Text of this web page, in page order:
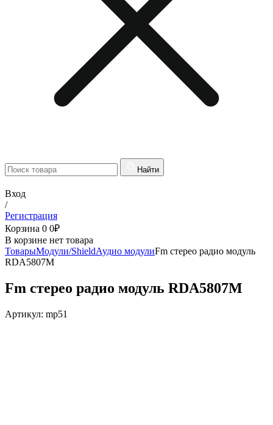
Найти
Вход
/
Регистрация
Корзина 0 0₽
В корзине нет товара
ТоварыМодули/ShieldАудио модулиFm стерео радио модуль
RDA5807M
Fm стерео радио модуль RDA5807M
Артикул: mp51